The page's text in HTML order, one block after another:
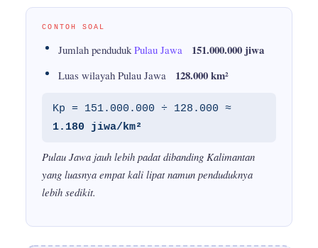
CONTOH SOAL
Jumlah pendudukPulau Jawa 151.000.000 jiwa
Luas wilayah Pulau Jawa 128.000 km²
Kp = 151.000.000 ÷ 128.000 ≈
1.180 jiwa/km²
Pulau Jawa jauh lebih padat dibanding Kalimantan
yang luasnya empat kali lipat namun penduduknya
lebih sedikit.